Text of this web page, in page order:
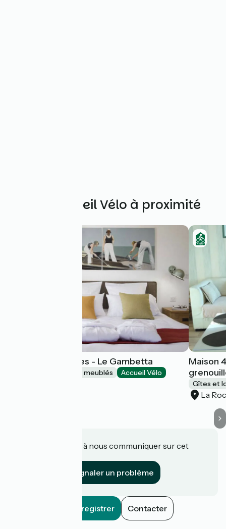
Autres Accueil Vélo à proximité
Studio 3 personnes - Le Gambetta
Gîtes et locations de meublés Accueil Vélo
Maison
Gîtes et
La
Une information à nous communiquer sur cet
Signaler un problème
Enregistrer Contacter